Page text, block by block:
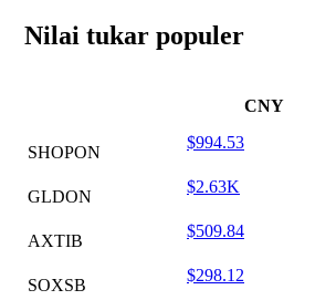
Nilai tukar populer
CNY
SHOPON
$994.53
GLDON
$2.63K
AXTIB
$509.84
SOXSB
$298.12